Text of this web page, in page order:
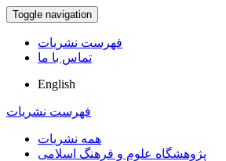
Toggle navigation
فهرست نشریات
تماس با ما
English
فهرست نشریات
همه نشریات
پژوهشگاه علوم و فرهنگ اسلامی